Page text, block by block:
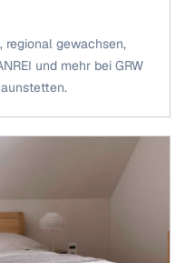
regional gewachsen,
und mehr bei GRW